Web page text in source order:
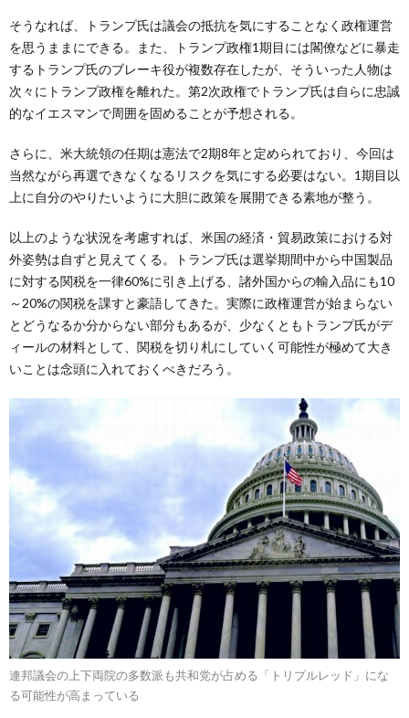
そうなれば、トランプ氏は議会の抵抗を気にすることなく政権運営
を思うままにできる。また、トランプ政権1期目には閣僚などに暴走
するトランプ氏のブレーキ役が複数存在したが、そういった人物は
次々にトランプ政権を離れた。第2次政権でトランプ氏は自らに忠誠
的なイエスマンで周囲を固めることが予想される。
さらに、米大統領の任期は憲法で2期8年と定められており、今回は
当然ながら再選できなくなるリスクを気にする必要はない。1期目以
上に自分のやりたいように大胆に政策を展開できる素地が整う。
以上のような状況を考慮すれば、米国の経済・貿易政策における対
外姿勢は自ずと見えてくる。トランプ氏は選挙期間中から中国製品
に対する関税を一律60%に引き上げる、諸外国からの輸入品にも10
～20%の関税を課すと豪語してきた。実際に政権運営が始まらない
とどうなるか分からない部分もあるが、少なくともトランプ氏がデ
ィールの材料として、関税を切り札にしていく可能性が極めて大き
いことは念頭に入れておくべきだろう。
連邦議会の上下両院の多数派も共和党が占める「トリプルレッド」にな
る可能性が高まっている